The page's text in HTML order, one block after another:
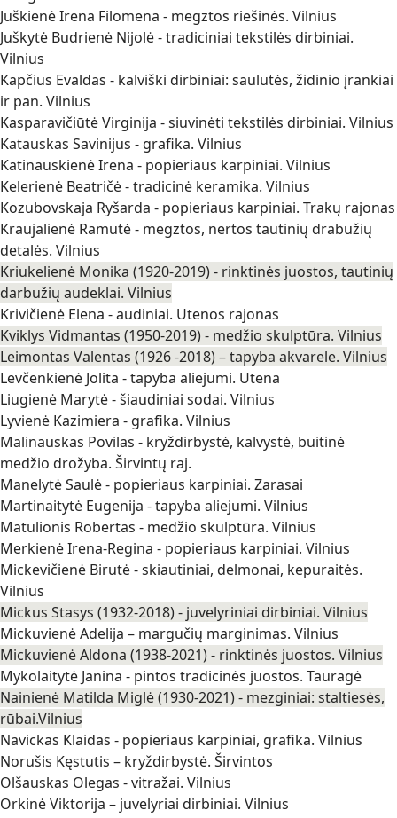
Juškienė Irena Filomena - megztos riešinės. Vilnius
Juškytė Budrienė Nijolė - tradiciniai tekstilės dirbiniai.
Vilnius
Kapčius Evaldas - kalviški dirbiniai: saulutės, židinio įrankiai
ir pan. Vilnius
Kasparavičiūtė Virginija - siuvinėti tekstilės dirbiniai. Vilnius
Katauskas Savinijus - grafika. Vilnius
Katinauskienė Irena - popieriaus karpiniai. Vilnius
Kelerienė Beatričė - tradicinė keramika. Vilnius
Kozubovskaja Ryšarda - popieriaus karpiniai. Trakų rajonas
Kraujalienė Ramutė - megztos, nertos tautinių drabužių
detalės. Vilnius
Kriukelienė Monika (1920-2019) - rinktinės juostos, tautinių
darbužių audeklai. Vilnius
Krivičienė Elena - audiniai. Utenos rajonas
Kviklys Vidmantas (1950-2019) - medžio skulptūra. Vilnius
Leimontas Valentas (1926 -2018) – tapyba akvarele. Vilnius
Levčenkienė Jolita - tapyba aliejumi. Utena
Liugienė Marytė - šiaudiniai sodai. Vilnius
Lyvienė Kazimiera - grafika. Vilnius
Malinauskas Povilas - kryždirbystė, kalvystė, buitinė
medžio drožyba. Širvintų raj.
Manelytė Saulė - popieriaus karpiniai. Zarasai
Martinaitytė Eugenija - tapyba aliejumi. Vilnius
Matulionis Robertas - medžio skulptūra. Vilnius
Merkienė Irena-Regina - popieriaus karpiniai. Vilnius
Mickevičienė Birutė - skiautiniai, delmonai, kepuraitės.
Vilnius
Mickus Stasys (1932-2018) - juvelyriniai dirbiniai. Vilnius
Mickuvienė Adelija – margučių marginimas. Vilnius
Mickuvienė Aldona (1938-2021) - rinktinės juostos. Vilnius
Mykolaitytė Janina - pintos tradicinės juostos. Tauragė
Nainienė Matilda Miglė (1930-2021) - mezginiai: staltiesės,
rūbai.Vilnius
Navickas Klaidas - popieriaus karpiniai, grafika. Vilnius
Norušis Kęstutis – kryždirbystė. Širvintos
Olšauskas Olegas - vitražai. Vilnius
Orkinė Viktorija – juvelyriai dirbiniai. Vilnius